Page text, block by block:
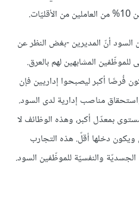
أنّ المديرين -بغض النظر عن
المشابهين لهم بالعرق.
فُرصًا أكبر ليصبحوا إداريين فإن
مناصب إدارية لدى السود.
بمعدّل أكبر، وهذه الوظائف لا
ويكون دخلها أقلّ. هذه التجارب
والنفسيّة للموظّفين السود.